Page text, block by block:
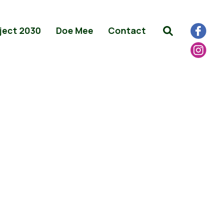
2030 Doe Mee Contact